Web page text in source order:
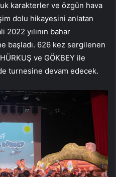
karakterler ve özgün hava
dolu hikayesini anlatan
2022 yılının bahar
başladı. 626 kez sergilenen
ve GÖKBEY ile
turnesine devam edecek.